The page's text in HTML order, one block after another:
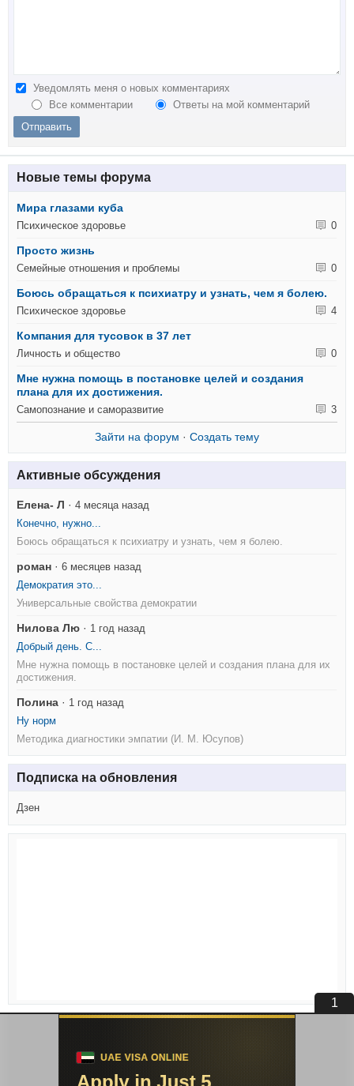
Уведомлять меня о новых комментариях
Все комментарии
Ответы на мой комментарий
Новые темы форума
Мира глазами куба
Психическое здоровье 0
Просто жизнь
Семейные отношения и проблемы 0
Боюсь обращаться к психиатру и узнать, чем я болею.
Психическое здоровье 4
Компания для тусовок в 37 лет
Личность и общество 0
Мне нужна помощь в постановке целей и создания
плана для их достижения.
Самопознание и саморазвитие 3
Зайти на форум · Создать тему
Активные обсуждения
Елена- Л ·4 месяца назад
Конечно, нужно...
Боюсь обращаться к психиатру и узнать, чем я болею.
роман ·6 месяцев назад
Демократия это...
Универсальные свойства демократии
Нилова Лю · 1 год назад
Добрый день. С...
Мне нужна помощь в постановке целей и создания плана для их
достижения.
Полина · 1 год назад
Ну норм
Методика диагностики эмпатии (И. М. Юсупов)
Подписка на обновления
Дзен